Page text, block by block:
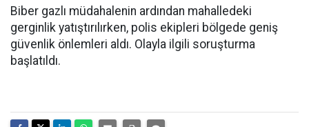
Biber gazlı müdahalenin ardından mahalledeki
gerginlik yatıştırılırken, polis ekipleri bölgede geniş
güvenlik önlemleri aldı. Olayla ilgili soruşturma
başlatıldı.